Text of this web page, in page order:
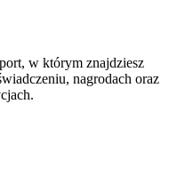
w którym znajdziesz
nagrodach oraz